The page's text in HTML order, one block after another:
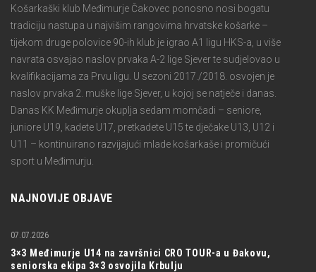
Košarkaški klub Međimurje Čakovec ponosno nosi bogatu
tradiciju nastupa u najvišim rangovima hrvatske košarke –
tijekom druge polovice 90-ih klub je igrao A1 ligu HKS-a, u više
navrata osvajao naslov prvaka A-2 lige Sjever te sudjelovao u
kvalifikacijama za Prvu ligu. U sezoni 2017./2018. osvojen je
naslov prvaka 2. muške lige Sjever, u kojoj se natječe i danas.
Danas KK Međimurje okuplja sedam momčadi – seniore,
juniore U19, kadete U17, pretkadete U15 te dječake U13, U12 i
U11 – kontinuirano razvijajući mlade košarkaše i promičući
sport u Međimurju.
NAJNOVIJE OBJAVE
3×3 Međimurje U14 na završnici CRO TOUR-a u Đakovu,
seniorska ekipa 3×3 osvojila Krbulju
07.07.2026